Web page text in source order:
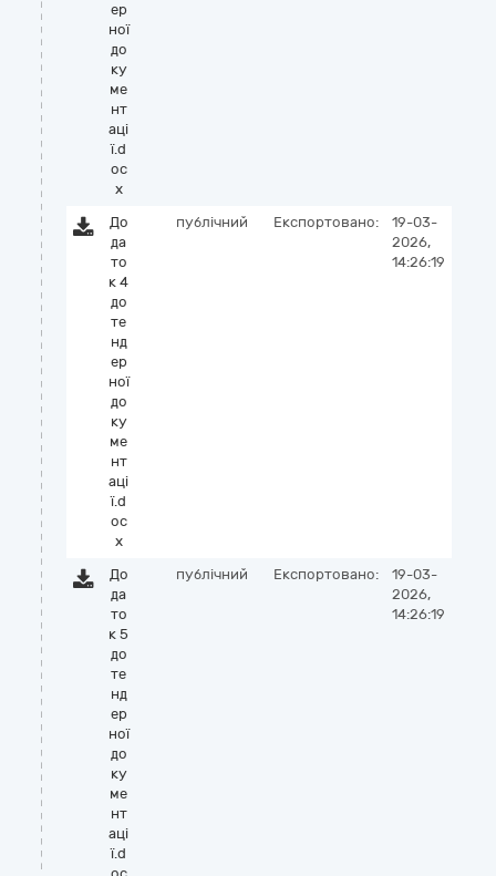
ер
ної
до
ку
ме
нт
аці
ї.d
oc
x
До
да
то
к 4
до
те
нд
ер
ної
до
ку
ме
нт
аці
ї.d
oc
x
публічний Експортовано:
19-03-
2026,
14:26:19
До
да
то
к 5
до
те
нд
ер
ної
до
ку
ме
нт
аці
ї.d
публічний Експортовано:
19-03-
2026,
14:26:19